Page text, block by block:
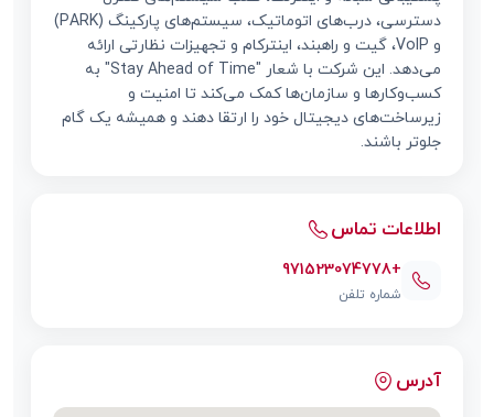
دسترسی، درب‌های اتوماتیک، سیستم‌های پارکینگ (PARK)
و VoIP، گیت و راهبند، اینترکام و تجهیزات نظارتی ارائه
می‌دهد. این شرکت با شعار "Stay Ahead of Time" به
کسب‌وکارها و سازمان‌ها کمک می‌کند تا امنیت و
زیرساخت‌های دیجیتال خود را ارتقا دهند و همیشه یک گام
جلوتر باشند.
اطلاعات تماس
971523074778+
شماره تلفن
آدرس